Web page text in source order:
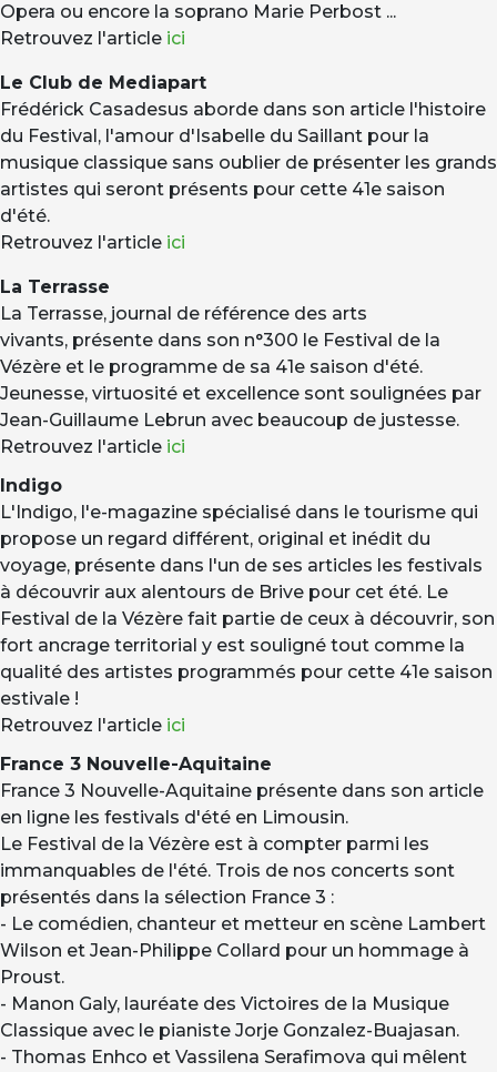
Opera ou encore la soprano Marie Perbost ...
Retrouvez l'article ici
Le Club de Mediapart
Frédérick Casadesus aborde dans son article l'histoire
du Festival, l'amour d'Isabelle du Saillant pour la
musique classique sans oublier de présenter les grands
artistes qui seront présents pour cette 41e saison
d'été.
Retrouvez l'article ici
La Terrasse
La Terrasse, journal de référence des arts
vivants, présente dans son n°300 le Festival de la
Vézère et le programme de sa 41e saison d'été.
Jeunesse, virtuosité et excellence sont soulignées par
Jean-Guillaume Lebrun avec beaucoup de justesse.
Retrouvez l'article ici
Indigo
L'Indigo, l'e-magazine spécialisé dans le tourisme qui
propose un regard différent, original et inédit du
voyage, présente dans l'un de ses articles les festivals
à découvrir aux alentours de Brive pour cet été. Le
Festival de la Vézère fait partie de ceux à découvrir, son
fort ancrage territorial y est souligné tout comme la
qualité des artistes programmés pour cette 41e saison
estivale !
Retrouvez l'article ici
France 3 Nouvelle-Aquitaine
France 3 Nouvelle-Aquitaine présente dans son article
en ligne les festivals d'été en Limousin.
Le Festival de la Vézère est à compter parmi les
immanquables de l'été. Trois de nos concerts sont
présentés dans la sélection France 3 :
- Le comédien, chanteur et metteur en scène Lambert
Wilson et Jean-Philippe Collard pour un hommage à
Proust.
- Manon Galy, lauréate des Victoires de la Musique
Classique avec le pianiste Jorje Gonzalez-Buajasan.
- Thomas Enhco et Vassilena Serafimova qui mêlent